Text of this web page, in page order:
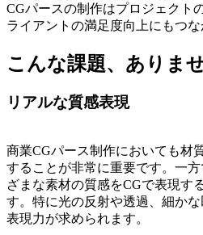
CGパースの制作はプロジェクト
ライアントの満足度向上にもつな
こんな課題、ありま
リアルな質感表現
商業CGパース制作においても材
することが非常に重要です。一
ざまな素材の質感をCGで表現す
す。特に光の反射や透過、細か
表現力が求められます。